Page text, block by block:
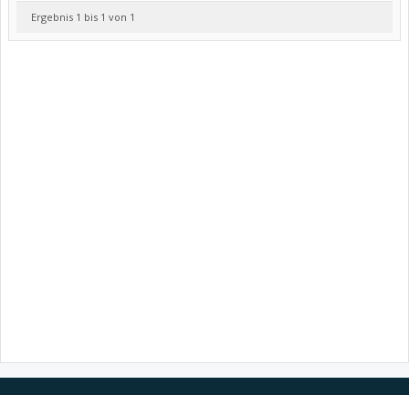
Ergebnis 1 bis 1 von 1